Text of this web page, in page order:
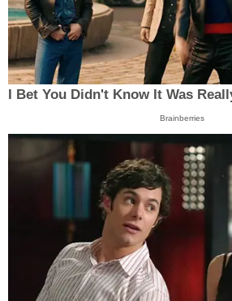
I Bet You Didn't Know It Was
Brainberries